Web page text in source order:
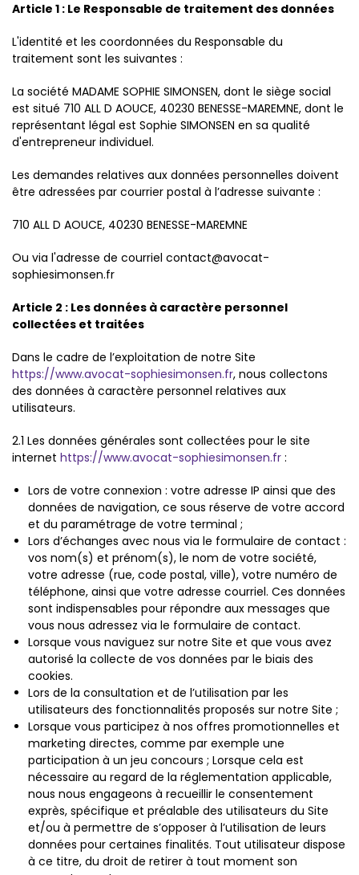
Article 1 : Le Responsable de traitement des données
L'identité et les coordonnées du Responsable du
traitement sont les suivantes :
La société MADAME SOPHIE SIMONSEN, dont le siège social
est situé 710 ALL D AOUCE, 40230 BENESSE-MAREMNE, dont le
représentant légal est Sophie SIMONSEN en sa qualité
d'entrepreneur individuel.
Les demandes relatives aux données personnelles doivent
être adressées par courrier postal à l’adresse suivante :
710 ALL D AOUCE, 40230 BENESSE-MAREMNE
Ou via l'adresse de courriel contact@avocat-
sophiesimonsen.fr
Article 2 : Les données à caractère personnel
collectées et traitées
Dans le cadre de l’exploitation de notre Site
https://www.avocat-sophiesimonsen.fr, nous collectons
des données à caractère personnel relatives aux
utilisateurs.
2.1 Les données générales sont collectées pour le site
internet https://www.avocat-sophiesimonsen.fr :
Lors de votre connexion : votre adresse IP ainsi que des
données de navigation, ce sous réserve de votre accord
et du paramétrage de votre terminal ;
Lors d’échanges avec nous via le formulaire de contact :
vos nom(s) et prénom(s), le nom de votre société,
votre adresse (rue, code postal, ville), votre numéro de
téléphone, ainsi que votre adresse courriel. Ces données
sont indispensables pour répondre aux messages que
vous nous adressez via le formulaire de contact.
Lorsque vous naviguez sur notre Site et que vous avez
autorisé la collecte de vos données par le biais des
cookies.
Lors de la consultation et de l’utilisation par les
utilisateurs des fonctionnalités proposés sur notre Site ;
Lorsque vous participez à nos offres promotionnelles et
marketing directes, comme par exemple une
participation à un jeu concours ; Lorsque cela est
nécessaire au regard de la réglementation applicable,
nous nous engageons à recueillir le consentement
exprès, spécifique et préalable des utilisateurs du Site
et/ou à permettre de s’opposer à l’utilisation de leurs
données pour certaines finalités. Tout utilisateur dispose
à ce titre, du droit de retirer à tout moment son